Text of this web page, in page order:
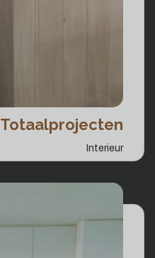
Totaalprojecten
Interieur